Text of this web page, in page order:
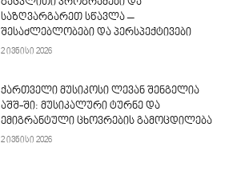
საზღვარგარეთ სწავლა –
შესაძლებლობები და პერსპექტივები
2 ივნისი 2026
ქართველი მუსიკოსი ლევან შენგელია
აშშ-ში: მუსიკალური ტურნე და
ემიგრანტული ცხოვრების გამოცდილება
2 ივნისი 2026